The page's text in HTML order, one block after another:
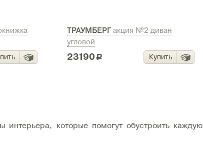
ТРАУМБЕРГакция №2 диван
угловой
23190 c Купить
которые помогут обустроить каждую